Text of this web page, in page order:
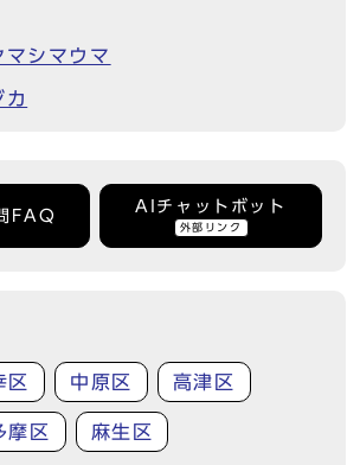
マシマウマ
カ
FAQ
AIチャットボット
外部リンク
区 中原区 高津区
摩区 麻生区